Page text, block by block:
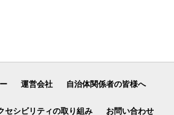
運営会社 自治体関係者の皆様へ
セシビリティの取り組み お問い合わせ